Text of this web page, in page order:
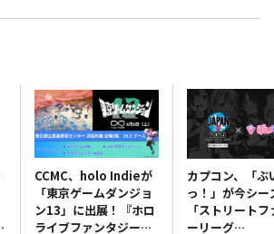
CCMC、holo Indieが
「東京ゲームダンジョ
ン13」に出展！『ホロ
ライブファンタジーバ
カプコン、「ぶ
っ！」が今シー
「ストリート
ーリーグ